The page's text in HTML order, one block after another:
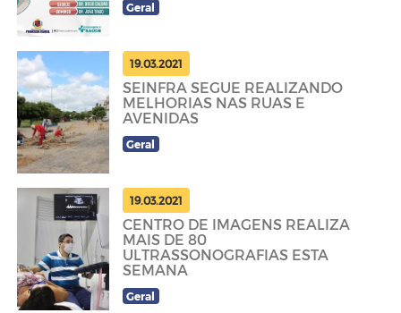
Geral
19.03.2021
SEINFRA SEGUE REALIZANDO
MELHORIAS NAS RUAS E
AVENIDAS
Geral
19.03.2021
CENTRO DE IMAGENS REALIZA
MAIS DE 80
ULTRASSONOGRAFIAS ESTA
SEMANA
Geral